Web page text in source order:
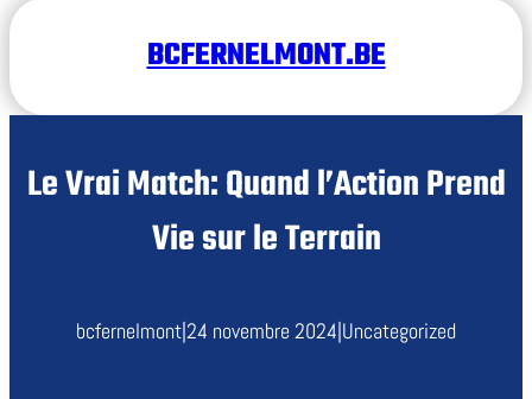
BCFERNELMONT.BE
Le Vrai Match: Quand l’Action Prend
Vie sur le Terrain
bcfernelmont|24 novembre 2024|Uncategorized